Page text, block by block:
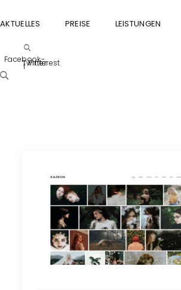
AKTUELLES PREISE LEISTUNGEN
Facebook-
f
Twitter
Pinterest